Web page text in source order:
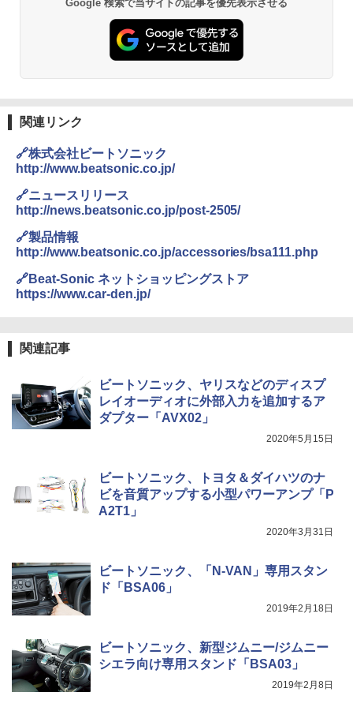
Google 検索で当サイトの記事を優先表示させる
関連リンク
🔗株式会社ビートソニック
http://www.beatsonic.co.jp/
🔗ニュースリリース
http://news.beatsonic.co.jp/post-2505/
🔗製品情報
http://www.beatsonic.co.jp/accessories/bsa111.php
🔗Beat-Sonic ネットショッピングストア
https://www.car-den.jp/
関連記事
ビートソニック、ヤリスなどのディスプ
レイオーディオに外部入力を追加するア
ダプター「AVX02」
2020年5月15日
ビートソニック、トヨタ＆ダイハツのナ
ビを音質アップする小型パワーアンプ「P
A2T1」
2020年3月31日
ビートソニック、「N-VAN」専用スタン
ド「BSA06」
2019年2月18日
ビートソニック、新型ジムニー/ジムニー
シエラ向け専用スタンド「BSA03」
2019年2月8日